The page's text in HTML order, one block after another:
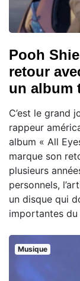
Pooh
retour
un album
C’est le grand
rappeur
album « All
marque son
plusieurs
personnels,
un disque qui
importantes du
Musique